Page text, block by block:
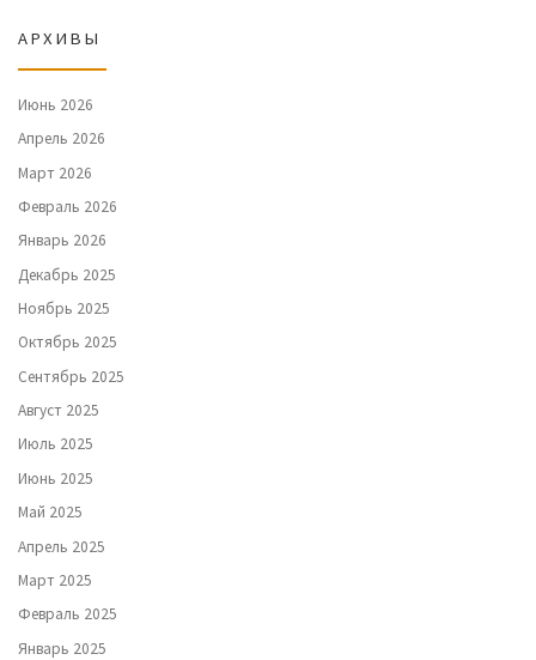
АРХИВЫ
Июнь 2026
Апрель 2026
Март 2026
Февраль 2026
Январь 2026
Декабрь 2025
Ноябрь 2025
Октябрь 2025
Сентябрь 2025
Август 2025
Июль 2025
Июнь 2025
Май 2025
Апрель 2025
Март 2025
Февраль 2025
Январь 2025